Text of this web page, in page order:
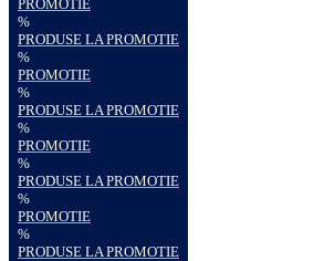
PROMOTIE
%
PRODUSE LA PROMOTIE
%
PROMOTIE
%
PRODUSE LA PROMOTIE
%
PROMOTIE
%
PRODUSE LA PROMOTIE
%
PROMOTIE
%
PRODUSE LA PROMOTIE